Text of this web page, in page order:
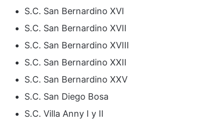
S.C. San Bernardino XVI
S.C. San Bernardino XVII
S.C. San Bernardino XVIII
S.C. San Bernardino XXII
S.C. San Bernardino XXV
S.C. San Diego Bosa
S.C. Villa Anny I y II